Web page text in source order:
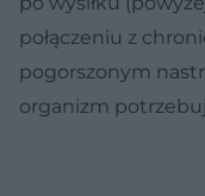
połączeniu z
pogorszonym
organizm